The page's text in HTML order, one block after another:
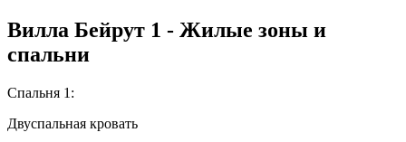
Вилла Бейрут 1 - Жилые зоны и
спальни
Спальня 1:
Двуспальная кровать